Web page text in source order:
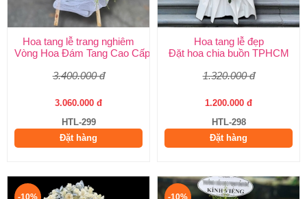
Hoa tang lễ trang nghiêm
Vòng Hoa Đám Tang Cao Cấp | Sang Trọng, Giao Nhanh
3.400.000 đ
3.060.000 đ
HTL-299
Đặt hàng
Hoa tang lễ đẹp
Đặt hoa chia buồn TPHCM
1.320.000 đ
1.200.000 đ
HTL-298
Đặt hàng
-10% -10%